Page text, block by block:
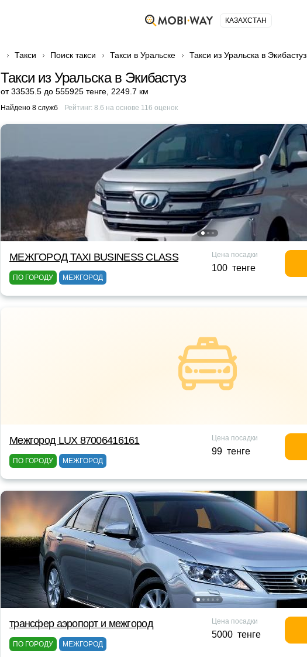
КАЗАХСТАН
Такси Поиск такси Такси в Уральске Такси из Уральска в Экибастуз
Такси из Уральска в Экибастуз
от 33535.5 до 555925 тенге 2249.7 км
Найдено 8 служб Рейтинг: 8.6 на основе 116 оценок
МЕЖГОРОД TAXI BUSINESS CLASS
ПО ГОРОДУ МЕЖГОРОД
Цена посадки
100 тенге
Межгород LUX 87006416161
ПО ГОРОДУ МЕЖГОРОД
Цена посадки
99 тенге
трансфер аэропорт и межгород
ПО ГОРОДУ МЕЖГОРОД
Цена посадки
5000 тенге